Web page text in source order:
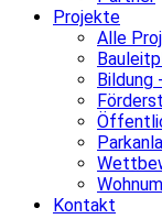
Projekte
Alle
Bildung
Kontakt